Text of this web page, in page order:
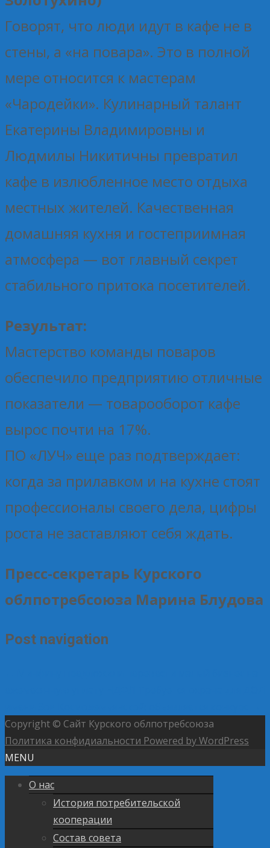
Говорят, что люди идут в кафе не в
стены, а «на повара». Это в полной
мере относится к мастерам
«Чародейки». Кулинарный талант
Екатерины Владимировны и
Людмилы Никитичны превратил
кафе в излюбленное место отдыха
местных жителей. Качественная
домашняя кухня и гостеприимная
атмосфера — вот главный секрет
стабильного притока посетителей.
Результат:
Мастерство команды поваров
обеспечило предприятию отличные
показатели — товарооборот кафе
вырос почти на 17%.
ПО «ЛУЧ» еще раз подтверждает:
когда за прилавком и на кухне стоят
профессионалы своего дела, цифры
роста не заставляют себя ждать.
Пресс-секретарь Курского
облпотребсоюза Марина Блудова
Post navigation
Copyright © Сайт Курского облпотребсоюза
Политика конфидиальности Powered by WordPress
MENU
О нас
История потребительской
кооперации
Состав совета